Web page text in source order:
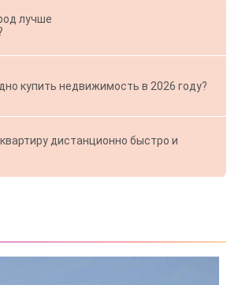
лучше
купить недвижимость в 2026 году?
дистанционно быстро и